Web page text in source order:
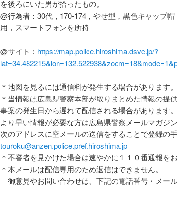
を後ろにいた男が拾ったもの。
@行為者：30代，170-174，やせ型，黒色キャップ
用，スマートフォンを所持
@サイト： https://map.police.hiroshima.dsvc.jp/?
＊地図を見るには通信料が発生する場合があります。
＊当情報は広島県警察本部が取りまとめた情報の提
事案の発生日から遅れて配信される場合があります。
より早い情報が必要な方は広島県警察メールマガジ
次のアドレスに空メールの送信をすることで登録の手
touroku@anzen.police.pref.hiroshima.jp
＊不審者を見かけた場合は速やかに１１０番通報を
＊本メールは配信専用のため返信はできません。
御意見やお問い合わせは、下記の電話番号・メー